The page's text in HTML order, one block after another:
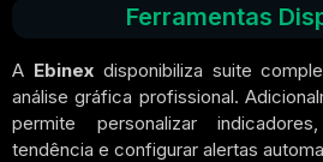
Ferramentas
A Ebinexdisponibiliza suite
análise gráfica profissional.
permite personalizar
tendência e configurar alertas